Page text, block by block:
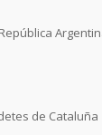
de Cataluña